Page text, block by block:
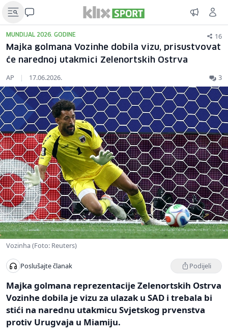
MUNDIJAL 2026. GODINE 16
Majka golmana Vozinhe dobila vizu, prisustvovat
će narednoj utakmici Zelenortskih Ostrva
AP | 17.06.2026. 3
Vozinha (Foto: Reuters)
Poslušajte članak Podijeli
Majka golmana reprezentacije Zelenortskih Ostrva
Vozinhe dobila je vizu za ulazak u SAD i trebala bi
stići na narednu utakmicu Svjetskog prvenstva
protiv Urugvaja u Miamiju.